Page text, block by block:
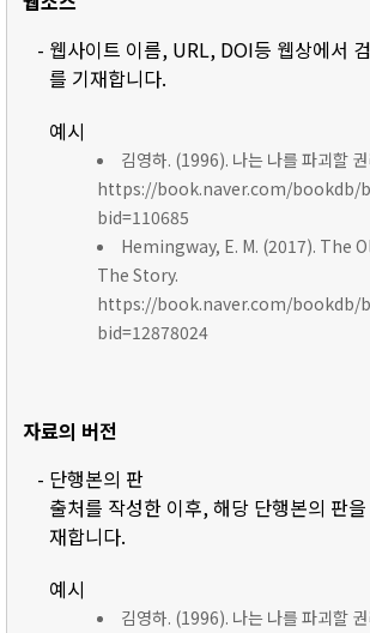
- 웹사이트 이름, URL, DOI등 웹상에서
를 기재합니다.
예시
김영하. (1996). 나는 나를 파괴할
https://book.naver.com/bookdb/
bid=110685
Hemingway, E. M. (2017). The
The Story.
https://book.naver.com/bookdb/
bid=12878024
자료의 버전
- 단행본의 판
출처를 작성한 이후, 해당 단행본의 판
재합니다.
예시
김영하. (1996). 나는 나를 파괴할